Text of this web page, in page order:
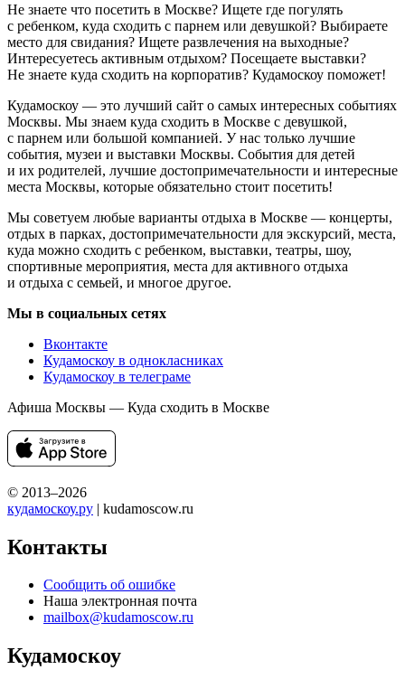
Не знаете что посетить в Москве? Ищете где погулять
с ребенком, куда сходить с парнем или девушкой? Выбираете
место для свидания? Ищете развлечения на выходные?
Интересуетесь активным отдыхом? Посещаете выставки?
Не знаете куда сходить на корпоратив? Кудамоскоу поможет!
Кудамоскоу — это лучший сайт о самых интересных событиях
Москвы. Мы знаем куда сходить в Москве с девушкой,
с парнем или большой компанией. У нас только лучшие
события, музеи и выставки Москвы. События для детей
и их родителей, лучшие достопримечательности и интересные
места Москвы, которые обязательно стоит посетить!
Мы советуем любые варианты отдыха в Москве — концерты,
отдых в парках, достопримечательности для экскурсий, места,
куда можно сходить с ребенком, выставки, театры, шоу,
спортивные мероприятия, места для активного отдыха
и отдыха с семьей, и многое другое.
Мы в социальных сетях
Вконтакте
Кудамоскоу в однокласниках
Кудамоскоу в телеграме
Афиша Москвы — Куда сходить в Москве
© 2013–2026
кудамоскоу.ру | kudamoscow.ru
Контакты
Сообщить об ошибке
Наша электронная почта
mailbox@kudamoscow.ru
Кудамоскоу